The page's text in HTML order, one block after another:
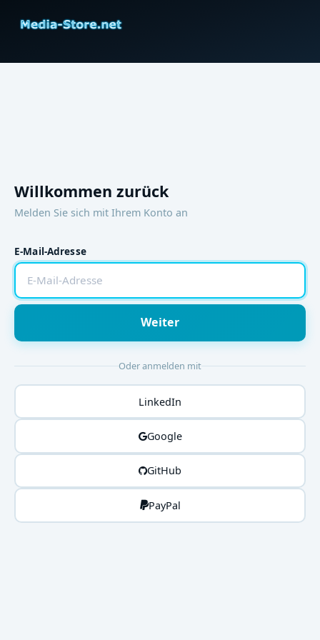
Willkommen zurück
Melden Sie sich mit Ihrem Konto an
E-Mail-Adresse
Weiter
Oder anmelden mit
LinkedIn
Google
GitHub
PayPal